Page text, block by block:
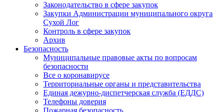
Законодательство в сфере закупок
Закупки Администрации муниципального округа
Сухой Лог
Контроль в сфере закупок
Архив
Безопасность
Муниципальные правовые акты по вопросам
безопасности
Все о коронавирусе
Территориальные органы и представительства
Единая дежурно-диспетчерская служба (ЕДДС)
Телефоны доверия
Пожарная безопасность